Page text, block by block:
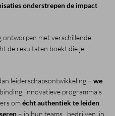
onderstrepen de impact
ontworpen met verschillende
de resultaten boekt die je
leiderschapsontwikkeling – we
innovatieve programma’s
omécht authentiek te leiden
– in hun teams, bedrijven, in